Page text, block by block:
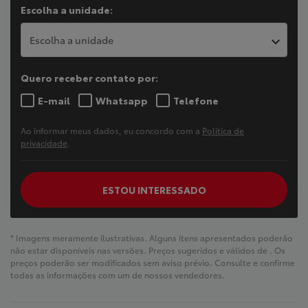
Escolha a unidade:
Escolha a unidade
Quero receber contato por:
E-mail
Whatsapp Telefone
Ao informar meus dados, eu concordo com a Política de
privacidade.
ESTOU INTERESSADO
* Imagens meramente ilustrativas. Alguns itens apresentados poderão
não estar disponíveis nas versões. Preços sugeridos e válidos de . Os
preços poderão ser modificados sem aviso prévio. Consulte e confirme
todas as informações com um de nossos vendedores.